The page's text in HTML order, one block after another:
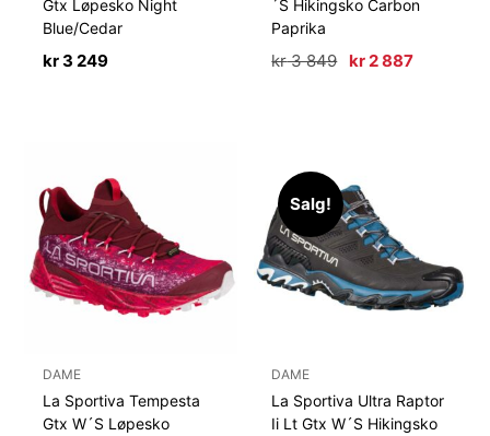
Gtx Løpesko Night
Blue/Cedar
kr3 249
´S Hikingsko Carbon
Paprika
kr3 849 Opprinnelig
kr2 887
DAME
La Sportiva Tempesta
Gtx W´S Løpesko
Salg!
DAME
La Sportiva Ultra Raptor
Ii Lt Gtx W´S Hikingsko